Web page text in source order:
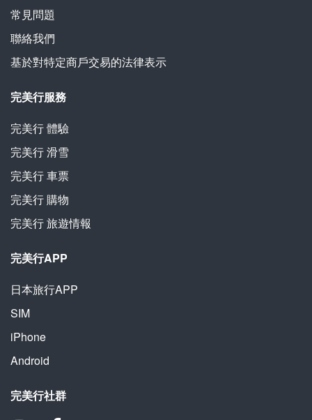
常見問題
聯絡我們
基於對特定商戶交易的法律表示
完美行服務
完美行體驗
完美行滑雪
完美行車票
完美行購物
完美行旅遊情報
完美行APP
日本旅行APP
SIM
iPhone
Android
完美行社群